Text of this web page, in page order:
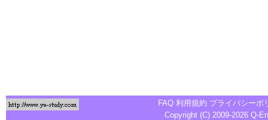
FAQ 利用規約 プライバシーポ
Copyright (C) 2009-2026 Q-